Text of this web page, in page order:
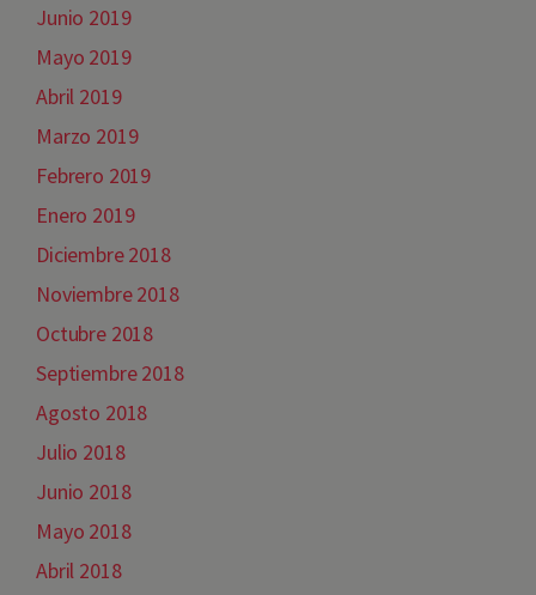
Junio 2019
Mayo 2019
Abril 2019
Marzo 2019
Febrero 2019
Enero 2019
Diciembre 2018
Noviembre 2018
Octubre 2018
Septiembre 2018
Agosto 2018
Julio 2018
Junio 2018
Mayo 2018
Abril 2018